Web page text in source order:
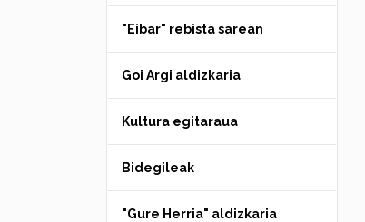
"Eibar" rebista sarean
Goi Argi aldizkaria
Kultura egitaraua
Bidegileak
"Gure Herria" aldizkaria